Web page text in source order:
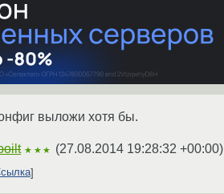
выложи хотя бы.
★★★ (27.08.2014 19:28:32 +00:00)